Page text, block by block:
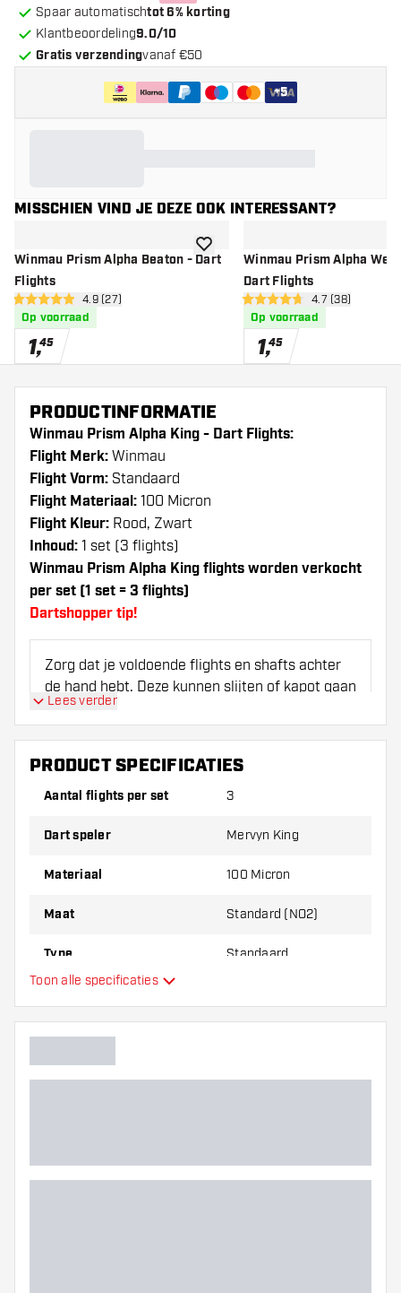
Spaar automatischtot 6% korting
Klantbeoordeling9.0/10
Gratis verzendingvanaf €50
+5
MISSCHIEN VIND JE DEZE OOK INTERESSANT?
Winmau Prism Alpha Beaton - Dart
Flights
open reviews drawer
4.9 score sterren4.9 (27)
Op voorraad
1,45
toevoegen aan verlanglijst
Winmau Prism Alpha
Dart Flights
open reviews
4.7 score sterren4.7 (38)
Op voorraad
1,45
PRODUCTINFORMATIE
Winmau Prism Alpha King - Dart Flights:
Flight Merk: Winmau
Flight Vorm: Standaard
Flight Materiaal: 100 Micron
Flight Kleur: Rood, Zwart
Inhoud: 1 set (3 flights)
Winmau Prism Alpha King flights worden verkocht
per set (1 set = 3 flights)
Dartshopper tip!
Zorg dat je voldoende flights en shafts achter
de hand hebt. Deze kunnen slijten of kapot gaan
door gebruik.
Probeer eens een andere vorm, materiaal of
welke variant het beste bij je past!
Lees verder
PRODUCT SPECIFICATIES
Aantal flights per set 3
Dart speler Mervyn King
Materiaal 100 Micron
Maat Standard (NO2)
Type Standaard
Extra kleuren
Toon alle specificaties